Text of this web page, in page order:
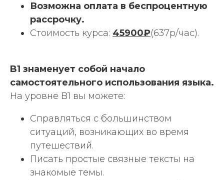
Возможна оплата в беспроцентную
рассрочку.
Стоимость курса: 45900₽(637р/час).
B1 знаменует собой начало
самостоятельного использования языка.
На уровне B1 вы можете:
Справляться с большинством
ситуаций, возникающих во время
путешествий.
Писать простые связные тексты на
знакомые темы.